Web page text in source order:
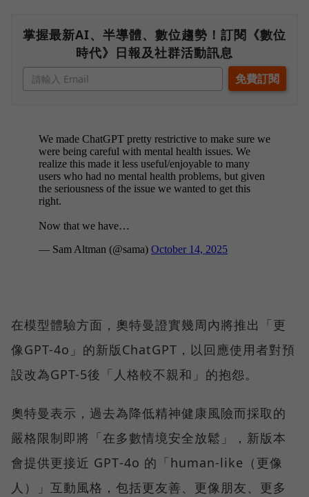
掌握最新AI、半導體、數位趨勢！訂閱《數位
時代》日報及社群活動訊息
在模型體驗方面，奧特曼證實幾周內將推出「更
像GPT-4o」的新版ChatGPT，以回應使用者對預
設改為GPT-5後「人格較不親和」的抱怨。
奧特曼表示，過去為降低精神健康風險而採取的
嚴格限制即將「在多數情境安全放鬆」，新版本
會提供更接近 GPT‑4o 的「human‑like（更像
人）」互動風格，包括更友善、更像朋友、更多